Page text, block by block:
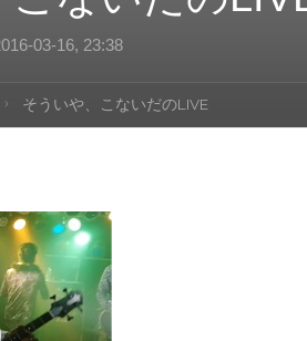
ン
へ
キ
ッ
03-16, 23:38
そういや、こないだのLIVE